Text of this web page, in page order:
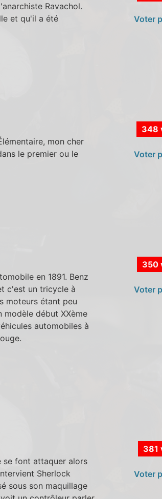
Ravachol.
et qu'il a été
Voter
mon cher
le premier ou le
348
Voter
en 1891. Benz
c'est un tricycle à
moteurs étant peu
modèle début XXème
automobiles à
350
Voter
se font attaquer alors
Sherlock
sous son maquillage
381
Voter